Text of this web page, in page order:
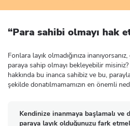
“Para sahibi olmayı hak
Fonlara layık olmadığınıza
paraya sahip olmayı bekleyebilir
hakkında bu inanca sahibiz ve bu,
şekilde donatılmamamızın en önemli
Kendinize inanmaya başlamalı ve
paraya layık olduğunuzu fark